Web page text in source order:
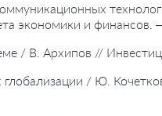
экономики и
/ В. Архипов //
глобализации / Ю.